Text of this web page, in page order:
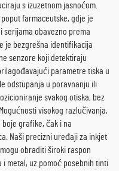
s izuzetnom jasnoćom.
farmaceutske, gdje je
obavezno prema
je bezgrešna identifikacija
senzore koji detektiraju
parametre tiska u
odstupanja u poravnanju ili
svakog otiska, bez
visokog razlučivanja,
boje grafike, čak i na
Naši precizni uređaji za inkjet
obraditi široki raspon
metal, uz pomoć posebnih tinti